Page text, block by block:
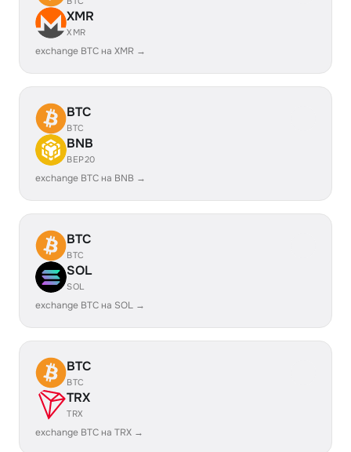
XMR
XMR
exchange BTC на XMR →
BTC
BTC
BNB
BEP20
exchange BTC на BNB →
BTC
BTC
SOL
SOL
exchange BTC на SOL →
BTC
BTC
TRX
TRX
exchange BTC на TRX →